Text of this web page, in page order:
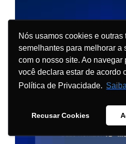
Nós usamos cookies e outras
semelhantes para melhorar a
com o nosso site. Ao navegar
você declara estar de acordo
Política de Privacidade.
Recusar Cookies
Nós usamos cookies e outras
semelhantes para melhorar a
com o nosso site. Ao navegar
você declara estar de acordo
Política de Privacidade.
Recusar Cookies